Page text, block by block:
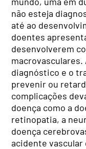
não esteja
até ao
doentes
desenvolverem
diagnóstico e o
prevenir ou
complicações
doença como a
retinopatia, a
doença
acidente vascular